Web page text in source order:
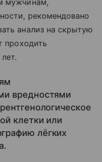
мужчинам,
рекомендовано
анализ на скрытую
проходить
вредностями
клетки или
лёгких